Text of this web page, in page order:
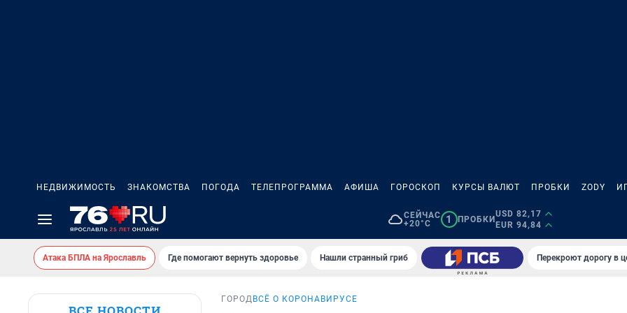
НЕДВИЖИМОСТЬ ЗНАКОМСТВА ПОГОДА ТЕЛЕПРОГРАММА АФИША ГОРОСКОП КУРСЫ ВАЛЮТ ПРОБКИ ZODY
СЕЙЧАС
+20°C
1 ПРОБКИ
USD 82,17
EUR 94,84
Атака БПЛА на Ярославль Где помогают вернуть здоровье Нашли странный гриб Перекроют дорогу в
ГОРОД ВСЁ О КОРОНАВИРУСЕ